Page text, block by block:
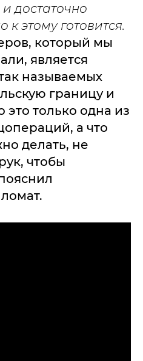
достаточно
к этому готовится.
который мы
является
называемых
границу и
это только одна из
а что
делать, не
чтобы